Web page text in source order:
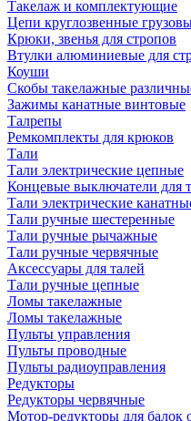
Такелаж и комплектующие
Цепи круглозвенные
Крюки, звенья для стропов
Втулки алюминиевые для
Коуши
Скобы такелажные
Зажимы канатные винтовые
Талрепы
Ремкомплекты для крюков
Тали
Тали электрические цепные
Концевые выключатели для
Тали электрические
Тали ручные шестеренные
Тали ручные рычажные
Тали ручные червячные
Аксессуары для талей
Тали ручные цепные
Ломы такелажные
Ломы такелажные
Пульты управления
Пульты проводные
Пульты радиоуправления
Редукторы
Редукторы червячные
Мотор-редукторы для балок